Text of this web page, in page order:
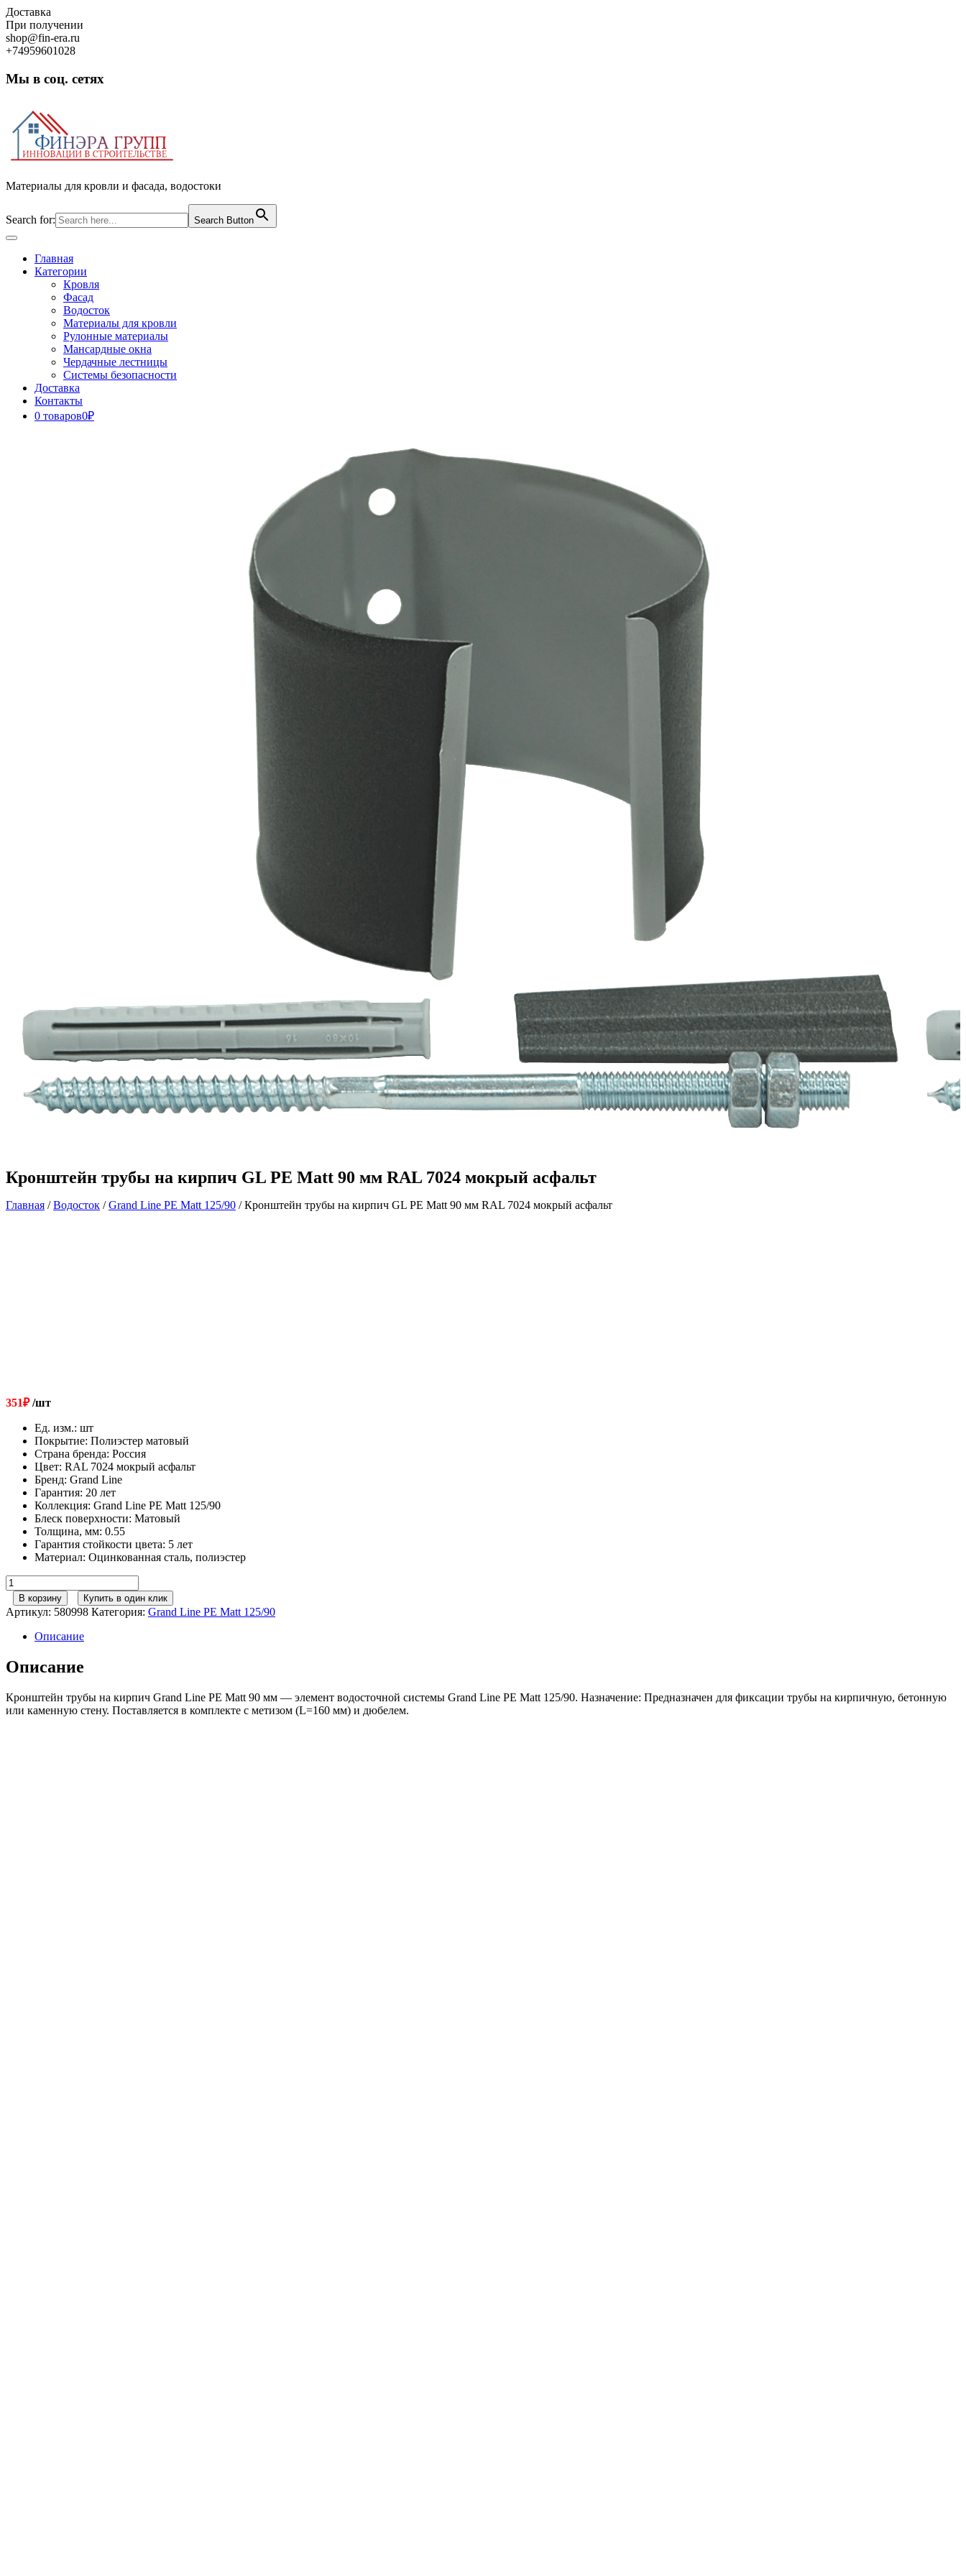
Skip
to
content
Доставка
При получении
shop@fin-era.ru
+74959601028
Мы в соц. сетях
Материалы для кровли и фасада, водостоки
Search for: Search Button
Open
ButtonГлавная
Категории
Кровля
Фасад
Водосток
Материалы для кровли
Рулонные материалы
Мансардные окна
Чердачные лестницы
Системы безопасности
Доставка
Контакты
0 товаров0₽
Кронштейн трубы на кирпич GL PE Matt 90 мм RAL 7024 мокрый асфальт
Главная /Водосток /Grand Line PE Matt 125/90 / Кронштейн трубы на кирпич GL PE Matt 90 мм RAL 7024 мокрый асфальт
351₽/шт
Ед. изм.: шт
Покрытие: Полиэстер матовый
Страна бренда: Россия
Цвет: RAL 7024 мокрый асфальт
Бренд: Grand Line
Гарантия: 20 лет
Коллекция: Grand Line PE Matt 125/90
Блеск поверхности: Матовый
Толщина, мм: 0.55
Гарантия стойкости цвета: 5 лет
Материал: Оцинкованная сталь, полиэстер
Количество
товара
Кронштейн
трубы
кирпич
GL
PE
90
мм
В корзину Купить в один клик
Артикул: 580998 Категория: Grand Line PE Matt 125/90
Описание
Описание
Кронштейн трубы на кирпич Grand Line PE Matt 90 мм — элемент водосточной системы Grand Line PE Matt 125/90. Назначение: Предназначен для фиксации трубы на кирпичную, бетонную
или каменную стену. Поставляется в комплекте с метизом (L=160 мм) и дюбелем.